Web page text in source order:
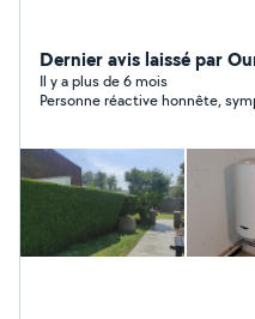
Dernier avis laissé par
Il y a plus de 6 mois
Personne réactive honnête,